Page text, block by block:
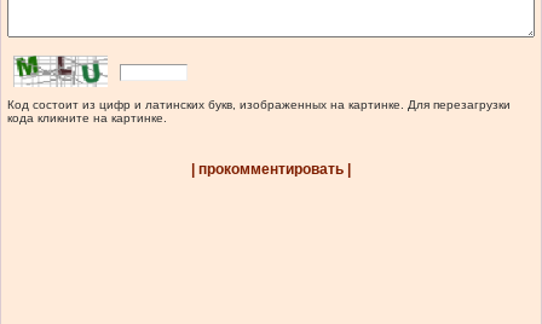
Код состоит из цифр и латинских букв, изображенных на картинке. Для перезагрузки
кода кликните на картинке.
| прокомментировать |